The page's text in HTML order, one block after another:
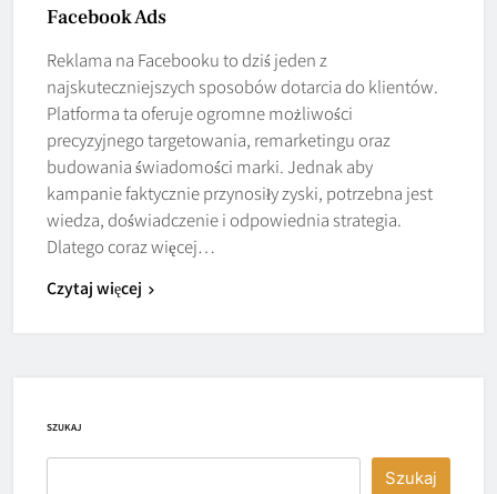
Facebook Ads
Reklama na Facebooku to dziś jeden z
najskuteczniejszych sposobów dotarcia do klientów.
Platforma ta oferuje ogromne możliwości
precyzyjnego targetowania, remarketingu oraz
budowania świadomości marki. Jednak aby
kampanie faktycznie przynosiły zyski, potrzebna jest
wiedza, doświadczenie i odpowiednia strategia.
Dlatego coraz więcej…
Czytaj więcej
SZUKAJ
Szukaj